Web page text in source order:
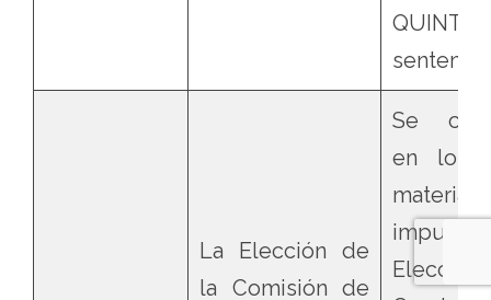
La Elección de
la Comisión de
Se
en lo